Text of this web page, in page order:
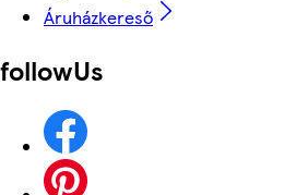
Áruházkereső
followUs